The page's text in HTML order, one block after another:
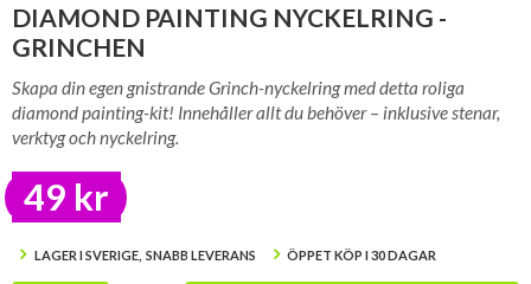
DIAMOND PAINTING NYCKELRING -
GRINCHEN
Skapa din egen gnistrande Grinch-nyckelring med detta roliga
diamond painting-kit! Innehåller allt du behöver – inklusive stenar,
verktyg och nyckelring.
49 kr
LAGER I SVERIGE, SNABB LEVERANS ÖPPET KÖP I 30 DAGAR